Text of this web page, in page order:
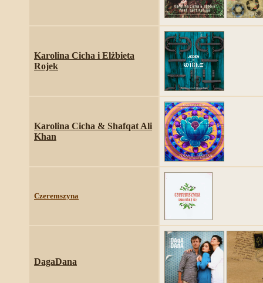
Karolina Cicha i Elżbieta
Rojek
Karolina Cicha & Shafqat Ali
Khan
Czeremszyna
DagaDana